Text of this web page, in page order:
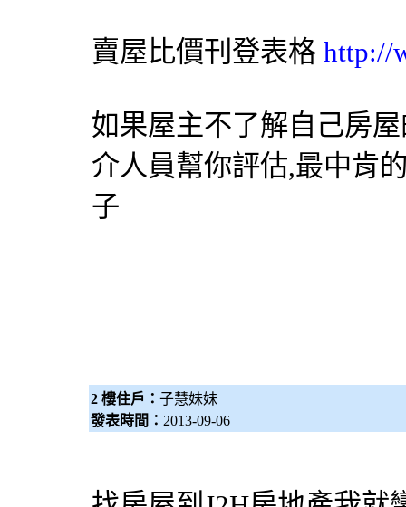
賣屋比價刊登表格 http://
如果屋主不了解自己房
介人員幫你評估,最中肯
子
2 樓住戶： 子慧妹妹
發表時間： 2013-09-06